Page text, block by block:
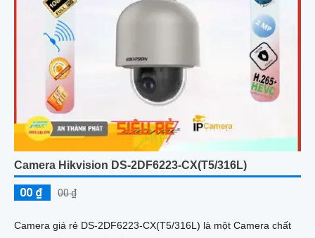
Camera Hikvision DS-2DF6223-CX(T5/316L)
00 ₫ 00 ₫
Camera giá rẻ DS-2DF6223-CX(T5/316L) là một Camera chất